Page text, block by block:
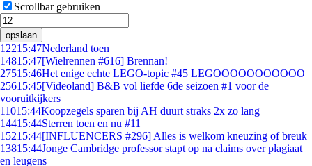
Scrollbar gebruiken
opslaan
12215:47Nederland toen
14815:47[Wielrennen #616] Brennan!
27515:46Het enige echte LEGO-topic #45 LEGOOOOOOOOOOO
25615:45[Videoland] B&B vol liefde 6de seizoen #1 voor de
vooruitkijkers
11015:44Koopzegels sparen bij AH duurt straks 2x zo lang
14415:44Sterren toen en nu #11
15215:44[INFLUENCERS #296] Alles is welkom kneuzing of breuk
13815:44Jonge Cambridge professor stapt op na claims over plagiaat
en leugens